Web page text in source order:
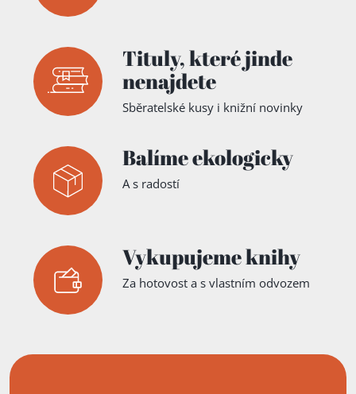
Tituly,které jinde
nenajdete
Sběratelské kusy i knižní novinky
Balíme ekologicky
A s radostí
Vykupujeme knihy
Za hotovost a s vlastním odvozem
Přidáno do košíku!